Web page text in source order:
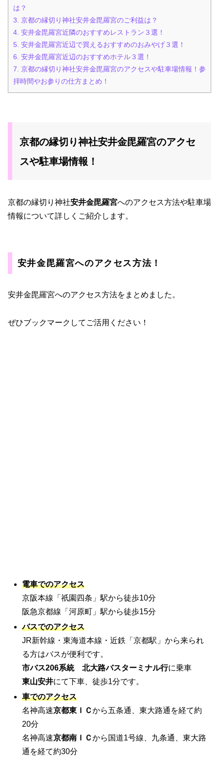
は？
3. 京都の縁切り神社安井金毘羅宮のご利益は？
4. 安井金毘羅宮近隣のおすすめレストラン３選！
5. 安井金毘羅宮近辺で買えるおすすめのおみやげ３選！
6. 安井金毘羅宮近辺のおすすめホテル３選！
7. 京都の縁切り神社安井金毘羅宮のアクセスや駐車場情報！参
拝時間やお参りの仕方まとめ！
京都の縁切り神社安井金毘羅宮のアクセ
スや駐車場情報！
京都の縁切り神社安井金毘羅宮へのアクセス方法や駐車場
情報について詳しくご紹介します。
安井金毘羅宮へのアクセス方法！
安井金毘羅宮へのアクセス方法をまとめました。
ぜひブックマークしてご活用ください！
電車でのアクセス
京阪本線「祇園四条」駅から徒歩10分
阪急京都線「河原町」駅から徒歩15分
バスでのアクセス
JR新幹線・東海道本線・近鉄「京都駅」から来られ
る方はバスが便利です。
市バス206系統 北大路バスターミナル行に乗車
東山安井にて下車、徒歩1分です。
車でのアクセス
名神高速京都東ＩＣから五条通、東大路通を経て約
20分
名神高速京都南ＩＣから国道1号線、九条通、東大路
通を経て約30分